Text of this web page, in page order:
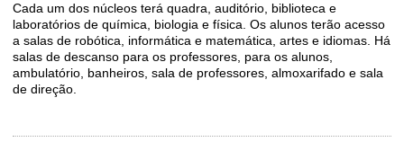
Cada um dos núcleos terá quadra, auditório, biblioteca e
laboratórios de química, biologia e física. Os alunos terão acesso
a salas de robótica, informática e matemática, artes e idiomas. Há
salas de descanso para os professores, para os alunos,
ambulatório, banheiros, sala de professores, almoxarifado e sala
de direção.